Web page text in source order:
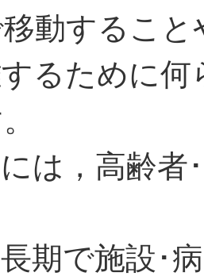
動するこ
するために
は，高齢者
長期で施設･